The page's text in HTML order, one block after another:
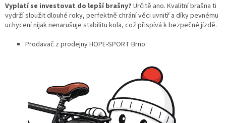
Vyplatí se investovat do lepší brašny? Určitě ano. Kvalitní brašna ti
vydrží sloužit dlouhé roky, perfektně chrání věci uvnitř a díky pevnému
uchycení nijak nenarušuje stabilitu kola, což přispívá k bezpečné jízdě.
Prodavač z prodejny HOPE-SPORT Brno